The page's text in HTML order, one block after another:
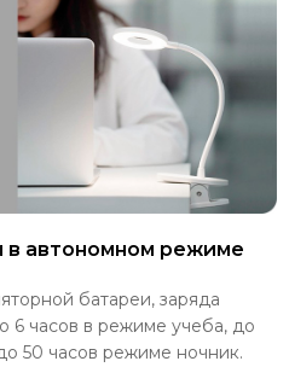
в автономном режиме
батареи, заряда
6 часов в режиме учеба, до
50 часов режиме ночник.